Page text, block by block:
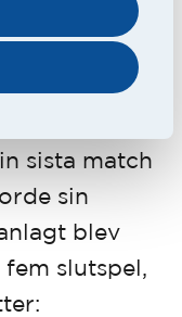
Malmö
att vara
Det
sista match
sin
blev
slutspel,